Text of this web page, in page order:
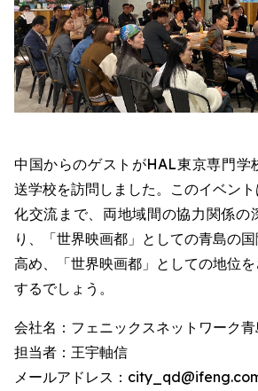
中国からのゲストがHAL東京専門学
送学校を訪問しました。このイベン
化交流まで、両地域間の協力関係の
り、「世界映画都」としての青島の
高め、「世界映画都」としての地位
するでしょう。
会社名：フェニックスネットワーク
担当者：王宇軸信
メールアドレス：